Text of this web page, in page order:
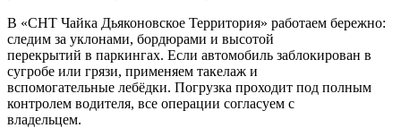
В «СНТ Чайка Дьяконовское Территория» работаем бережно:
следим за уклонами, бордюрами и высотой
перекрытий в паркингах. Если автомобиль заблокирован в
сугробе или грязи, применяем такелаж и
вспомогательные лебёдки. Погрузка проходит под полным
контролем водителя, все операции согласуем с
владельцем.